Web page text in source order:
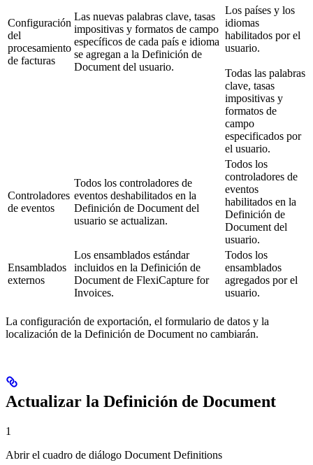
Configuración
del
procesamiento
de facturas
Las nuevas palabras clave, tasas
impositivas y formatos de campo
específicos de cada país e idioma
se agregan a la Definición de
Document del usuario.
Los países y los
idiomas
habilitados por el
usuario.
Todas las palabras
clave, tasas
impositivas y
formatos de
campo
especificados por
el usuario.
Controladores
de eventos
Todos los controladores de
eventos deshabilitados en la
Definición de Document del
usuario se actualizan.
Todos los
controladores de
eventos
habilitados en la
Definición de
Document del
usuario.
Ensamblados
externos
Los ensamblados estándar
incluidos en la Definición de
Document de FlexiCapture for
Invoices.
Todos los
ensamblados
agregados por el
usuario.
La configuración de exportación, el formulario de datos y la
localización de la Definición de Document no cambiarán.
Actualizar la Definición de Document
1
Abrir el cuadro de diálogo Document Definitions